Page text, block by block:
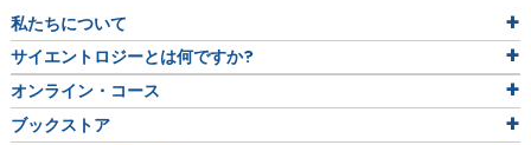
私たちについて
サイエントロジーとは何ですか?
オンライン・コース
ブックストア